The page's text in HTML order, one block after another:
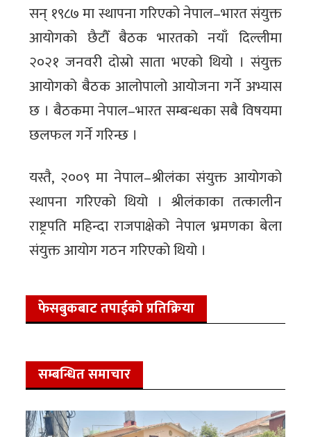
सन् १९८७ मा स्थापना गरिएको नेपाल–भारत संयुक्त
आयोगको छैटौँ बैठक भारतको नयाँ दिल्लीमा
२०२१ जनवरी दोस्रो साता भएको थियो । संयुक्त
आयोगको बैठक आलोपालो आयोजना गर्ने अभ्यास
छ । बैठकमा नेपाल–भारत सम्बन्धका सबै विषयमा
छलफल गर्ने गरिन्छ ।
यस्तै, २००९ मा नेपाल–श्रीलंका संयुक्त आयोगको
स्थापना गरिएको थियो । श्रीलंकाका तत्कालीन
राष्ट्रपति महिन्दा राजपाक्षेको नेपाल भ्रमणका बेला
संयुक्त आयोग गठन गरिएको थियो ।
फेसबुकबाट तपाईको प्रतिक्रिया
सम्बन्धित समाचार